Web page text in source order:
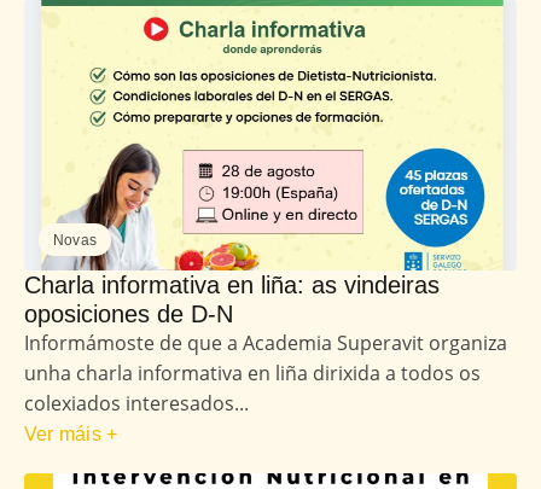
Novas
Charla informativa en liña: as vindeiras
oposiciones de D-N
Informámoste de que a Academia Superavit organiza
unha charla informativa en liña dirixida a todos os
colexiados interesados...
Ver máis +